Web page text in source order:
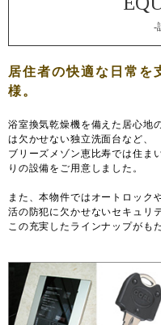
-
浴室換気乾燥機を備えた居心地
は欠かせない独立洗面台など、
ブリーズメゾン恵比寿では住ま
りの設備をご用意しました。
また、本物件ではオートロック
活の防犯に欠かせないセキュリ
この充実したラインナップがも